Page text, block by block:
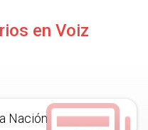
en Voiz
Nación